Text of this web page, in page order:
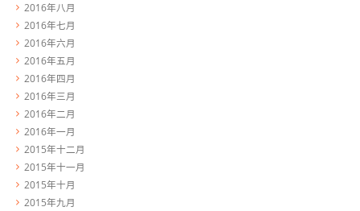
2016年八月
2016年七月
2016年六月
2016年五月
2016年四月
2016年三月
2016年二月
2016年一月
2015年十二月
2015年十一月
2015年十月
2015年九月